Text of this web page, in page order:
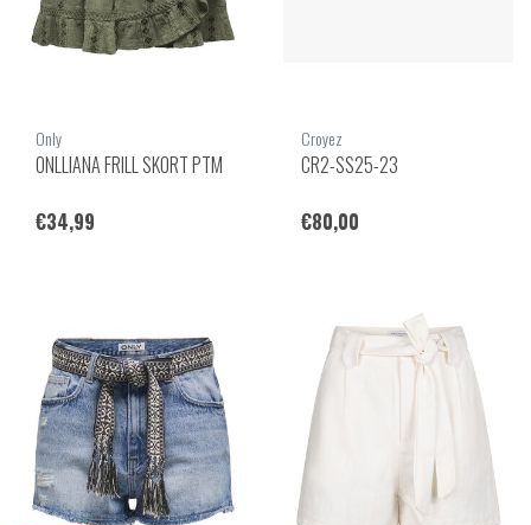
Only
ONLLIANA FRILL SKORT PTM
€34,99
Croyez
CR2-SS25-23
€80,00